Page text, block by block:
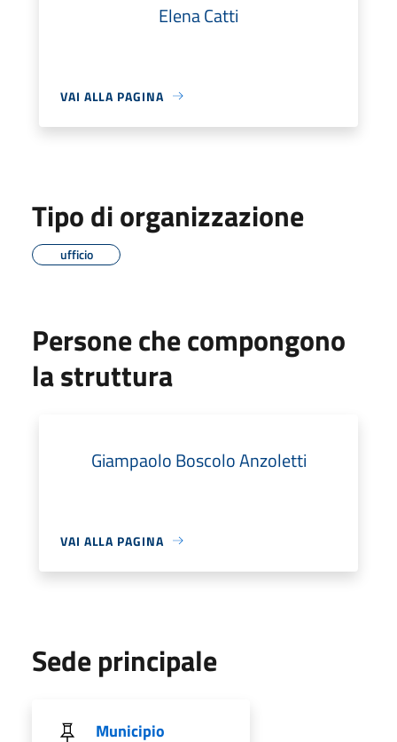
Elena Catti
VAI ALLA PAGINA
Tipo di organizzazione
ufficio
Persone che compongono
la struttura
Giampaolo Boscolo Anzoletti
VAI ALLA PAGINA
Sede principale
Municipio